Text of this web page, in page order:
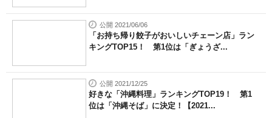
公開 2021/06/06
「お持ち帰り餃子がおいしいチェーン店」ラン
キングTOP15！ 第1位は「ぎょうざ...
公開 2021/12/25
好きな「沖縄料理」ランキングTOP19！ 第1
位は「沖縄そば」に決定！【2021...